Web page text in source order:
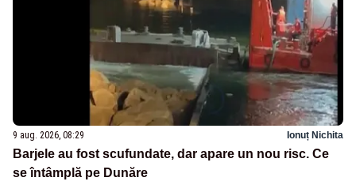
9 aug. 2026, 08:29 Ionuț Nichita
Barjele au fost scufundate, dar apare un nou risc. Ce
se întâmplă pe Dunăre